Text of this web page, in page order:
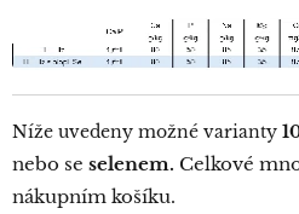
Níže uvedeny možné varianty
nebo se selenem. Celkové
nákupním košíku.